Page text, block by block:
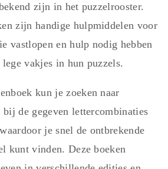
zijn in het puzzelrooster.
zijn handige hulpmiddelen voor
vastlopen en hulp nodig hebben
vakjes in hun puzzels.
kun je zoeken naar
bij de gegeven lettercombinaties
je snel de ontbrekende
kunt vinden. Deze boeken